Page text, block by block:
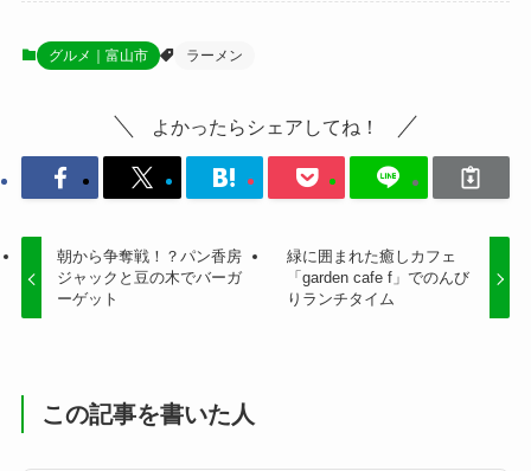
グルメ｜富山市 ラーメン
よかったらシェアしてね！
朝から争奪戦！？パン香房
ジャックと豆の木でバーガ
ーゲット
緑に囲まれた癒しカフェ
「garden cafe f」でのんび
りランチタイム
この記事を書いた人